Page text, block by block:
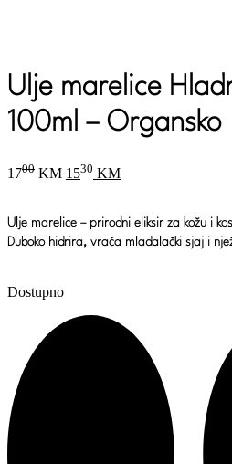
Ulje marelice
100ml – Organsko
1700 KM Original
price
1700 KM.
1530 KMCurrent
price
1530 KM.
Ulje marelice – prirodni eliksir za kožu i
Duboko hidrira, vraća mladalački sjaj i
Dostupno